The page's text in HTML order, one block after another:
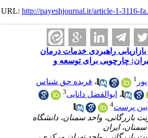
URL:http://payeshjournal.ir/article-1-3116-
راهبردی خدمات درمان
چارچوبی برای توسعه و
،فریده حق شناس
،ابوالفضل دانایی
پرست
بازرگانی، واحد سمنان، دانشگاه
ایران